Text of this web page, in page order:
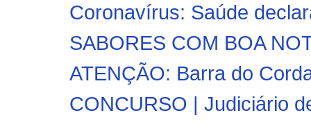
Coronavírus: Saúde
SABORES COM BOA
ATENÇÃO: Barra do
CONCURSO | Judiciário